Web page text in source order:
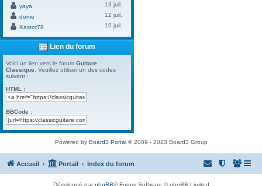
yaya
13 juil.
dome
12 juil.
Kastor78
10 juil.
Lien du forum
Voici un lien vers le forum Guitare
Classique . Veuillez utiliser un des codes
suivant :
HTML :
BBCode :
Powered by Board3 Portal© 2009 - 2023 Board3 Group
Accueil Portail Index du forum
Développé parphpBB® Forum Software © phpBB Limited